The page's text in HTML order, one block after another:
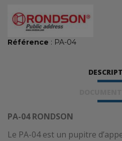
Référence : PA-04
PA-04 RONDSON
Le PA-04 est un pupitre